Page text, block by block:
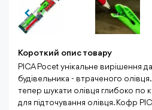
Короткий опис товару
PICA Pocet унікальне вирішення
будівельника - втраченого
тепер шукати олівця глибоко по
для підточування олівця. Кофр